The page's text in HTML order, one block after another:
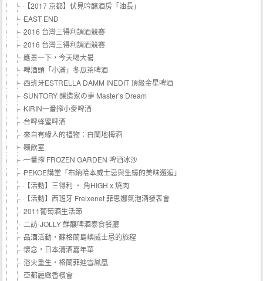
【2017 京都】伏見吟醸酒房「油長」
EAST END
2016 台灣三得利調酒競賽
2016 台灣三得利調酒競賽
應景一下，今天喝大暑
啤酒頭「小滿」冬瓜茶啤酒
西班牙ESTRELLA DAMM INEDIT 頂級金星啤酒
SUNTORY 醸造家の夢 Master’s Dream
KIRIN一番搾小麥啤酒
台啤蜂蜜啤酒
來自有緣人的禮物：白蘭地梅酒
啜飲室
一番搾 FROZEN GARDEN 啤酒冰沙
PEKOE講堂「布納哈本威士忌與生蠔的美味邂逅」
【活動】三得利 ‧ 角HIGH x 燒肉
【活動】西班牙 Freixenet 菲思娜氣泡酒發表會
2011葡萄酒生活節
二訪-JOLLY 鮮釀啤酒泰食餐廳
品酒活動‧蘇格蘭島嶼威士忌的旅程
懷念，日本清酒嘉年華
浴火重生‧格蘭菲迪雪鳳凰
亞都麗緻香檳會